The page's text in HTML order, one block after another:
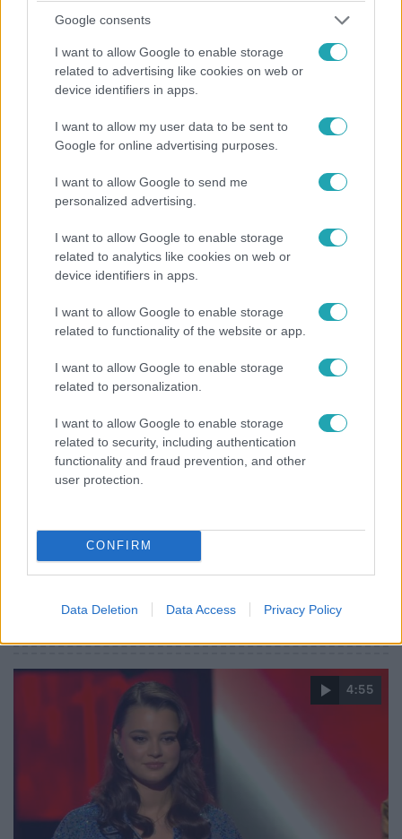
Google consents
I want to allow Google to enable storage
related to advertising like cookies on web or
device identifiers in apps.
I want to allow my user data to be sent to
Google for online advertising purposes.
I want to allow Google to send me
personalized advertising.
I want to allow Google to enable storage
related to analytics like cookies on web or
device identifiers in apps.
I want to allow Google to enable storage
related to functionality of the website or app.
I want to allow Google to enable storage
related to personalization.
I want to allow Google to enable storage
related to security, including authentication
functionality and fraud prevention, and other
user protection.
CONFIRM
Data Deletion Data Access Privacy Policy
The Voice
„Ne forgácsold szét az energiáid!” – Trokán Nóri
gatyába rázta Kalocsa Lilla Annát
„Lilla egy nagyon tehetséges lány, de egy kicsit szétszórja
a figyelmét” – mondta Trokán Nóri, aki szerint a
fontos most az életében a The Voice.
The Voice
2023. október 28. 20:16
„Belőled egy nagyon komoly jazz énekesnő lesz” –
sokat fogunk hallani
Kovács Aliz produkciója után, majd Trokán Nóri is elárulta
meghódítja majd a színpadokat.
4:55